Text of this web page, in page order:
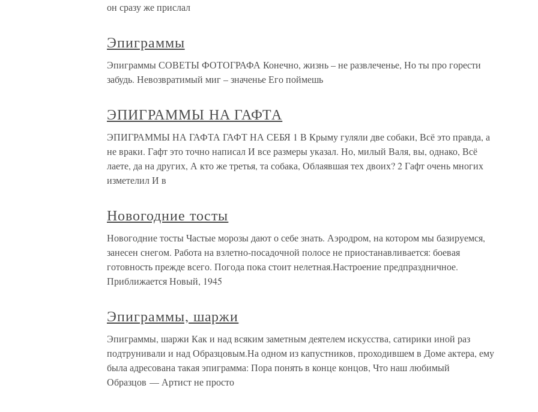
он сразу же прислал
Эпиграммы
Эпиграммы СОВЕТЫ ФОТОГРАФА Конечно, жизнь – не развлеченье, Но ты про горести
забудь. Невозвратимый миг – значенье Его поймешь
ЭПИГРАММЫ НА ГАФТА
ЭПИГРАММЫ НА ГАФТА ГАФТ НА СЕБЯ 1 В Крыму гуляли две собаки, Всё это правда, а
не враки. Гафт это точно написал И все размеры указал. Но, милый Валя, вы, однако, Всё
лаете, да на других, А кто же третья, та собака, Облаявшая тех двоих? 2 Гафт очень многих
изметелил И в
Новогодние тосты
Новогодние тосты Частые морозы дают о себе знать. Аэродром, на котором мы базируемся,
занесен снегом. Работа на взлетно-посадочной полосе не приостанавливается: боевая
готовность прежде всего. Погода пока стоит нелетная.Настроение предпраздничное.
Приближается Новый, 1945
Эпиграммы, шаржи
Эпиграммы, шаржи Как и над всяким заметным деятелем искусства, сатирики иной раз
подтрунивали и над Образцовым.На одном из капустников, проходившем в Доме актера, ему
была адресована такая эпиграмма: Пора понять в конце концов, Что наш любимый
Образцов — Артист не просто